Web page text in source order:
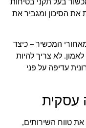
הסיכון ומגביר את
המכשיר – כיצד
. לא צריך להיות
עדיפה על פני
עסקית
טווח השירותים,